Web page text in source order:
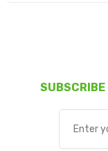
SUBSCRIBE